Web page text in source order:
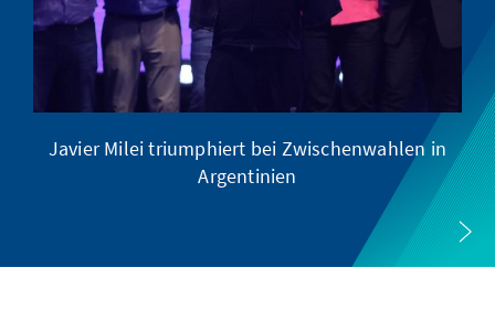
Javier Milei triumphiert bei Zwischenwahlen in
Argentinien